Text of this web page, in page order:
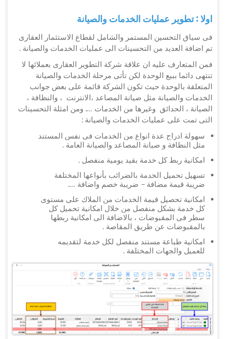
اولا : تطوير عمليات الخدمات والصيانة
فى سياق التحسين المستمر والشامل لقطاع الاستثمار العقارى
تم اضافة العديد من التحسينات الى عمليات الخدمات والصيانة .
فمن المتعارف عليه ان علاقة شركة التطوير العقارى بعملائها لا
تنتهى دائما ببيع الوحدة لكن تأتى مرحلة الخدمات والصيانة
المتعلقة بالوحدة حيث تكون الشركة قائمة على بعض جوانب
الخدمات والصيانة مثل صيانة المصاعد ،الانترنت ، والنظافة ،
الصيانة ، الحدائق وغيرها من الخدمات .... ومن امثلة التحسينات
التى تمت على عمليات الخدمات والصيانة :
سهولة ادراج عدة انواع من الخدمات فى نفس المستند
مثل النظافة و صيانة المصاعد والصيانة العامة .
امكانية ربط كل خدمة بقيد يومية منفصل .
تسهيل تحميل الخدمة بالضرائب بأنواعها المختلفة
ضريبة قيمة مضافة – ضريبة خصم واضافة ....
امكانية تحصيل قيمة الخدمات من الملاك على مستوى
كل خدمة بشكل منفصل من خلال امكانية تحميل كل
سطر فى المقبوضات ، بالاضافة الى امكانية ربطها
بالمقبوضات عن طريق المقاصة .
امكانية طباعة مستند منفصل لكل خدمة لتقديمه
للعميل والجهات المختلفة .